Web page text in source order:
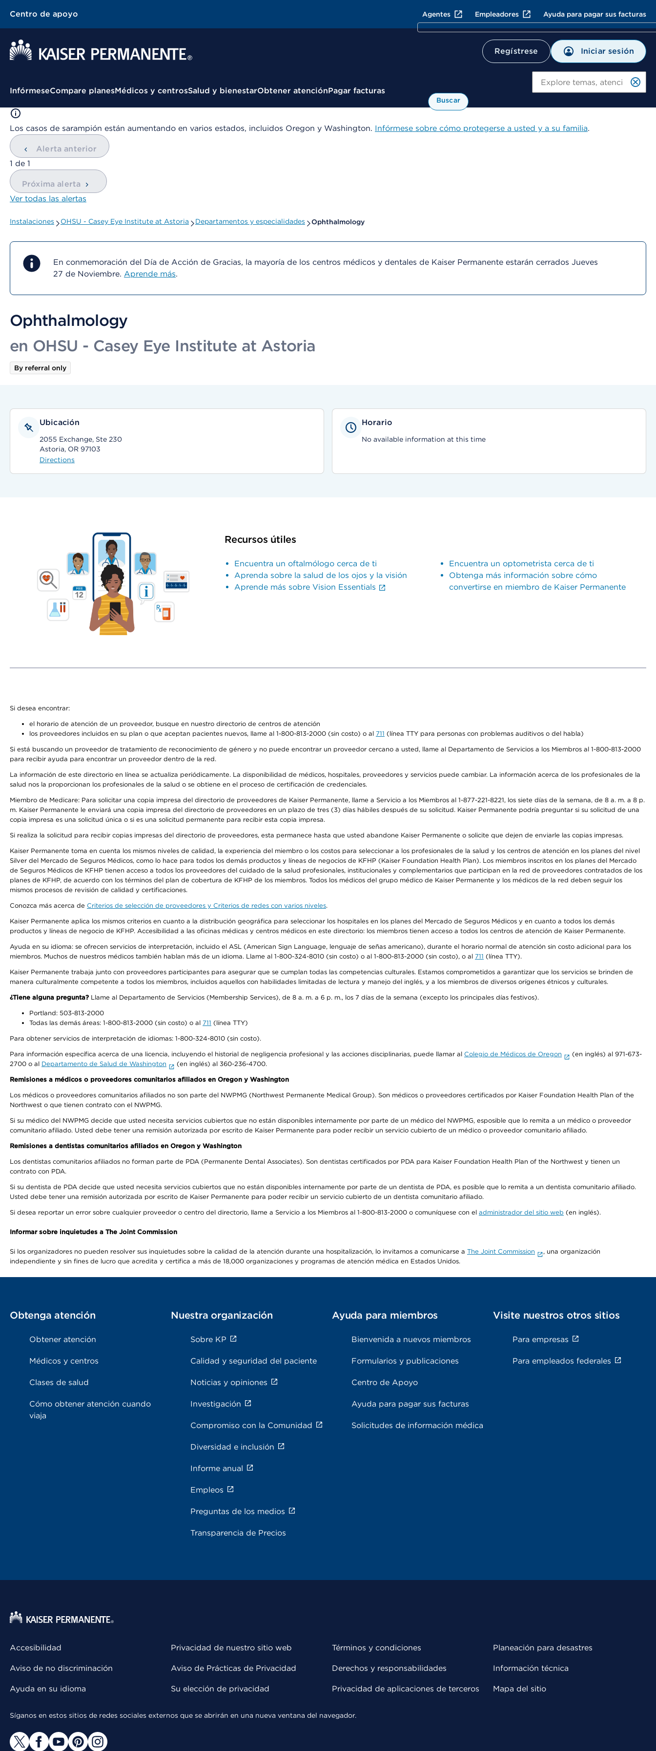
Centro de apoyo Agentes Empleadores Ayuda para pagar sus facturas
Regístrese Iniciar sesión
Menú contextual
InfórmeseCompare planesMédicos y centrosSalud y bienestarObtener atenciónPagar facturas
Buscar
Los casos de sarampión están aumentando en varios estados, incluidos Oregon y Washington. Infórmese sobre cómo protegerse a usted y a su familia.
Alerta anterior
mostrando
1 de 1
Próxima alerta
Ver todas las alertas
Instalaciones OHSU - Casey Eye Institute at Astoria Departamentos y especialidades Ophthalmology
En conmemoración del Día de Acción de Gracias, la mayoría de los centros médicos y dentales de Kaiser Permanente estarán cerrados Jueves
27 de Noviembre. Aprende más.
Ophthalmology
en OHSU - Casey Eye Institute at Astoria
By referral only
Ubicación
2055 Exchange, Ste 230
Astoria, OR 97103
Directions
Horario
No available information at this time
Recursos útiles
Encuentra un oftalmólogo cerca de ti
Aprenda sobre la salud de los ojos y la visión
Aprende más sobre Vision Essentials
Encuentra un optometrista cerca de ti
Obtenga más información sobre cómo
convertirse en miembro de Kaiser Permanente
Si desea encontrar:
el horario de atención de un proveedor, busque en nuestro directorio de centros de atención
los proveedores incluidos en su plan o que aceptan pacientes nuevos, llame al 1-800-813-2000 (sin costo) o al 711 (línea TTY para personas con problemas auditivos o del habla)
Si está buscando un proveedor de tratamiento de reconocimiento de género y no puede encontrar un proveedor cercano a usted, llame al Departamento de Servicios a los Miembros al 1-800-813-2000
para recibir ayuda para encontrar un proveedor dentro de la red.
La información de este directorio en línea se actualiza periódicamente. La disponibilidad de médicos, hospitales, proveedores y servicios puede cambiar. La información acerca de los profesionales de la
salud nos la proporcionan los profesionales de la salud o se obtiene en el proceso de certificación de credenciales.
Miembro de Medicare: Para solicitar una copia impresa del directorio de proveedores de Kaiser Permanente, llame a Servicio a los Miembros al 1-877-221-8221, los siete días de la semana, de 8 a. m. a 8 p.
m. Kaiser Permanente le enviará una copia impresa del directorio de proveedores en un plazo de tres (3) días hábiles después de su solicitud. Kaiser Permanente podría preguntar si su solicitud de una
copia impresa es una solicitud única o si es una solicitud permanente para recibir esta copia impresa.
Si realiza la solicitud para recibir copias impresas del directorio de proveedores, esta permanece hasta que usted abandone Kaiser Permanente o solicite que dejen de enviarle las copias impresas.
Kaiser Permanente toma en cuenta los mismos niveles de calidad, la experiencia del miembro o los costos para seleccionar a los profesionales de la salud y los centros de atención en los planes del nivel
Silver del Mercado de Seguros Médicos, como lo hace para todos los demás productos y líneas de negocios de KFHP (Kaiser Foundation Health Plan). Los miembros inscritos en los planes del Mercado
de Seguros Médicos de KFHP tienen acceso a todos los proveedores del cuidado de la salud profesionales, institucionales y complementarios que participan en la red de proveedores contratados de los
planes de KFHP, de acuerdo con los términos del plan de cobertura de KFHP de los miembros. Todos los médicos del grupo médico de Kaiser Permanente y los médicos de la red deben seguir los
mismos procesos de revisión de calidad y certificaciones.
Conozca más acerca de Criterios de selección de proveedores y Criterios de redes con varios niveles.
Kaiser Permanente aplica los mismos criterios en cuanto a la distribución geográfica para seleccionar los hospitales en los planes del Mercado de Seguros Médicos y en cuanto a todos los demás
productos y líneas de negocio de KFHP. Accesibilidad a las oficinas médicas y centros médicos en este directorio: los miembros tienen acceso a todos los centros de atención de Kaiser Permanente.
Ayuda en su idioma: se ofrecen servicios de interpretación, incluido el ASL (American Sign Language, lenguaje de señas americano), durante el horario normal de atención sin costo adicional para los
miembros. Muchos de nuestros médicos también hablan más de un idioma. Llame al 1-800-324-8010 (sin costo) o al 1-800-813-2000 (sin costo), o al 711 (línea TTY).
Kaiser Permanente trabaja junto con proveedores participantes para asegurar que se cumplan todas las competencias culturales. Estamos comprometidos a garantizar que los servicios se brinden de
manera culturalmente competente a todos los miembros, incluidos aquellos con habilidades limitadas de lectura y manejo del inglés, y a los miembros de diversos orígenes étnicos y culturales.
¿Tiene alguna pregunta? Llame al Departamento de Servicios (Membership Services), de 8 a. m. a 6 p. m., los 7 días de la semana (excepto los principales días festivos).
Portland: 503-813-2000
Todas las demás áreas: 1-800-813-2000 (sin costo) o al 711 (línea TTY)
Para obtener servicios de interpretación de idiomas: 1-800-324-8010 (sin costo).
Para información específica acerca de una licencia, incluyendo el historial de negligencia profesional y las acciones disciplinarias, puede llamar al Colegio de Médicos de Oregon
(en inglés) al 971-673-
2700 o al Departamento de Salud de Washington (en inglés) al 360-236-4700.
Remisiones a médicos o proveedores comunitarios afiliados en Oregon y Washington
Los médicos o proveedores comunitarios afiliados no son parte del NWPMG (Northwest Permanente Medical Group). Son médicos o proveedores certificados por Kaiser Foundation Health Plan of the
Northwest o que tienen contrato con el NWPMG.
Si su médico del NWPMG decide que usted necesita servicios cubiertos que no están disponibles internamente por parte de un médico del NWPMG, esposible que lo remita a un médico o proveedor
comunitario afiliado. Usted debe tener una remisión autorizada por escrito de Kaiser Permanente para poder recibir un servicio cubierto de un médico o proveedor comunitario afiliado.
Remisiones a dentistas comunitarios afiliados en Oregon y Washington
Los dentistas comunitarios afiliados no forman parte de PDA (Permanente Dental Associates). Son dentistas certificados por PDA para Kaiser Foundation Health Plan of the Northwest y tienen un
contrato con PDA.
Si su dentista de PDA decide que usted necesita servicios cubiertos que no están disponibles internamente por parte de un dentista de PDA, es posible que lo remita a un dentista comunitario afiliado.
Usted debe tener una remisión autorizada por escrito de Kaiser Permanente para poder recibir un servicio cubierto de un dentista comunitario afiliado.
Si desea reportar un error sobre cualquier proveedor o centro del directorio, llame a Servicio a los Miembros al 1-800-813-2000 o comuníquese con el administrador del sitio web (en inglés).
Informar sobre inquietudes a The Joint Commission
Si los organizadores no pueden resolver sus inquietudes sobre la calidad de la atención durante una hospitalización, lo invitamos a comunicarse a The Joint Commission
, una organización
independiente y sin fines de lucro que acredita y certifica a más de 18,000 organizaciones y programas de atención médica en Estados Unidos.
Obtenga atención
Obtener atención
Médicos y centros
Clases de salud
Cómo obtener atención cuando
viaja
Nuestra organización
Sobre KP
Calidad y seguridad del paciente
Noticias y opiniones
Investigación
Compromiso con la Comunidad
Diversidad e inclusión
Informe anual
Empleos
Preguntas de los medios
Transparencia de Precios
Ayuda para miembros
Bienvenida a nuevos miembros
Formularios y publicaciones
Centro de Apoyo
Ayuda para pagar sus facturas
Solicitudes de información médica
Visite nuestros otros sitios
Para empresas
Para empleados federales
Accesibilidad
Aviso de no discriminación
Ayuda en su idioma
Privacidad de nuestro sitio web
Aviso de Prácticas de Privacidad
Su elección de privacidad
Términos y condiciones
Derechos y responsabilidades
Privacidad de aplicaciones de terceros
Planeación para desastres
Información técnica
Mapa del sitio
Síganos en estos sitios de redes sociales externos que se abrirán en una nueva ventana del navegador.